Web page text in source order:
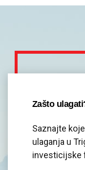
Zašto
Saznajte
ulaganja u
investicijske